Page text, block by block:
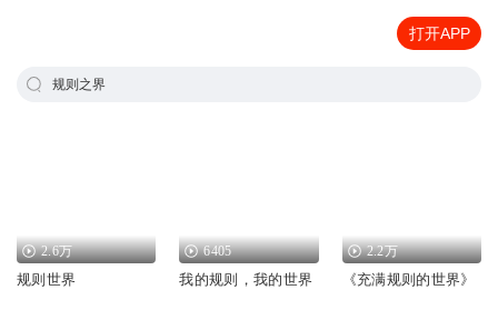
打开APP
规则之界
2.6万
规则世界
6405
我的规则，我的世界
2.2万
《充满规则的世界》